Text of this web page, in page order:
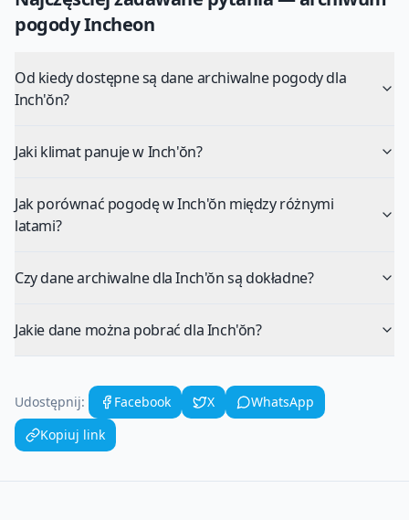
pogodyIncheon
Od kiedy dostępne są dane archiwalne pogody dla
Inch'ŏn?
Jaki klimat panuje w Inch'ŏn?
Jak porównać pogodę w Inch'ŏn między różnymi
latami?
Czy dane archiwalne dla Inch'ŏn są dokładne?
Jakie dane można pobrać dla Inch'ŏn?
Udostępnij: Facebook X
WhatsApp
Kopiuj link